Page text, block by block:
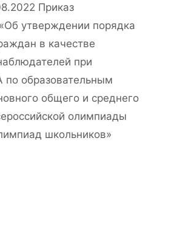
Приказ
утверждении порядка
в качестве
при
по образовательным
общего и среднего
олимпиады
школьников»